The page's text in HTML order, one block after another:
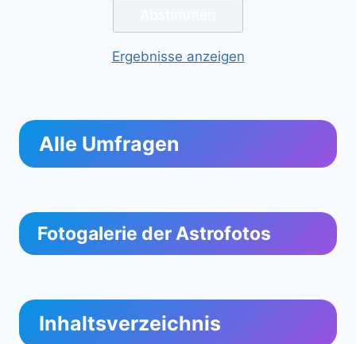
Ergebnisse anzeigen
Alle Umfragen
Fotogalerie der Astrofotos
Inhaltsverzeichnis